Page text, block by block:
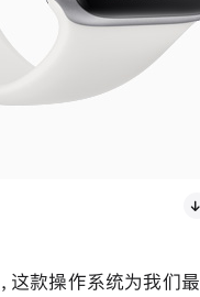
，这款操作系统为我们最